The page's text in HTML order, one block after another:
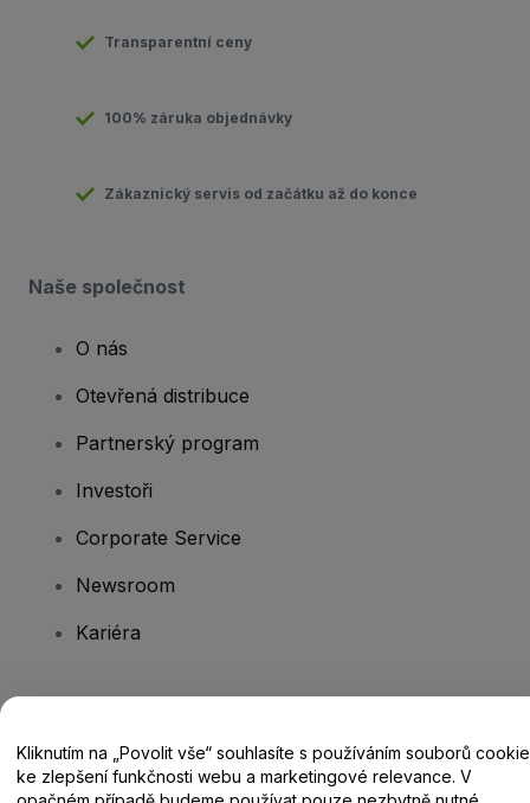
Transparentní ceny
100% záruka objednávky
Zákaznický servis od začátku až do konce
Naše společnost
O nás
Otevřená distribuce
Partnerský program
Investoři
Corporate Service
Newsroom
Kariéra
Centrum nápovědy / Kontakt
Kliknutím na „Povolit vše“ souhlasíte s používáním souborů cookie
ke zlepšení funkčnosti webu a marketingové relevance. V